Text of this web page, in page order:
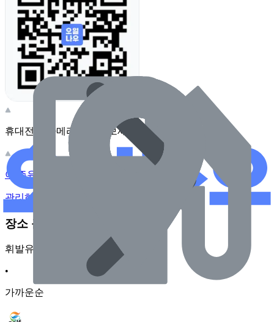
휴대전화 카메라로 찍어보세요
이 주유소의 사장님이신가요?
관리하기
장소 근처 주유소
휘발유
•
가까운순